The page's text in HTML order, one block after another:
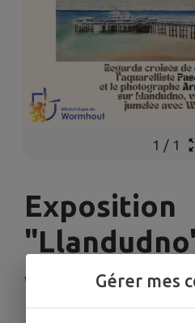
1 / 1
Exposition
Wormhout Gérer mes